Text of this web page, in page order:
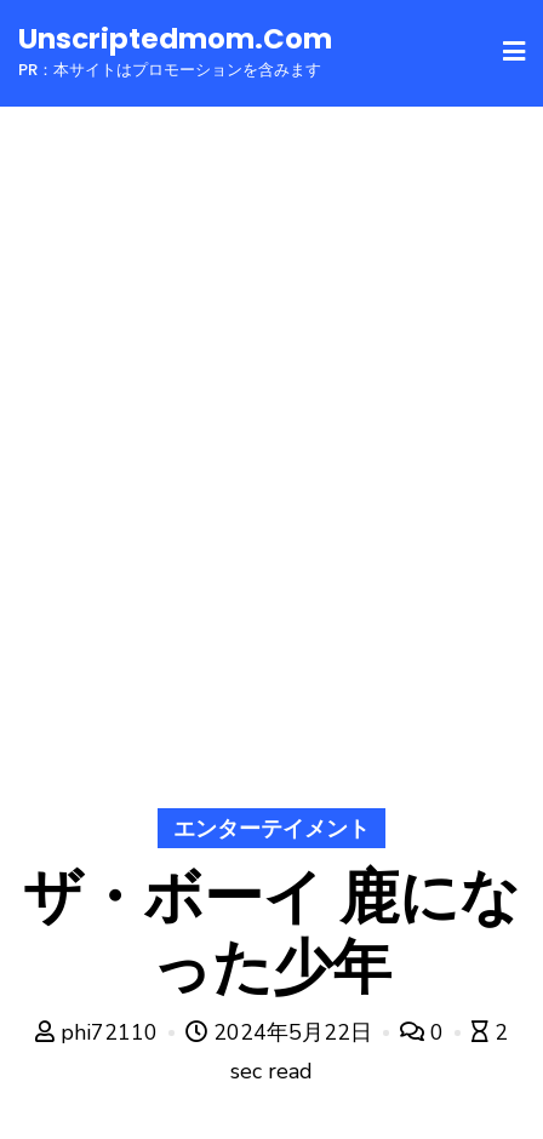
toUnscriptedmom.com
PR：本サイトはプロモーションを含みます
エンターテイメント
ザ・ボーイ 鹿にな
った少年
phi72110 2024年5月22日 0
2
sec read